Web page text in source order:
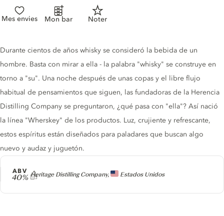
Mes envies Mon bar Noter
Producer
Heritage Distilling Company, Estados Unidos
ABV
40%
Gin description
Durante cientos de años whisky se consideró la bebida de un
hombre. Basta con mirar a ella - la palabra "whisky" se construye en
torno a "su". Una noche después de unas copas y el libre flujo
habitual de pensamientos que siguen, las fundadoras de la Herencia
Distilling Company se preguntaron, ¿qué pasa con "ella"? Así nació
la línea "Wherskey" de los productos. Luz, crujiente y refrescante,
estos espíritus están diseñados para paladares que buscan algo
nuevo y audaz y juguetón.